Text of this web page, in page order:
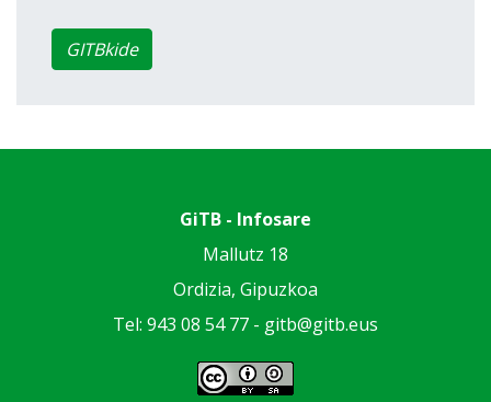
GITBkide
GiTB - Infosare
Mallutz 18
Ordizia, Gipuzkoa
Tel: 943 08 54 77 - gitb@gitb.eus